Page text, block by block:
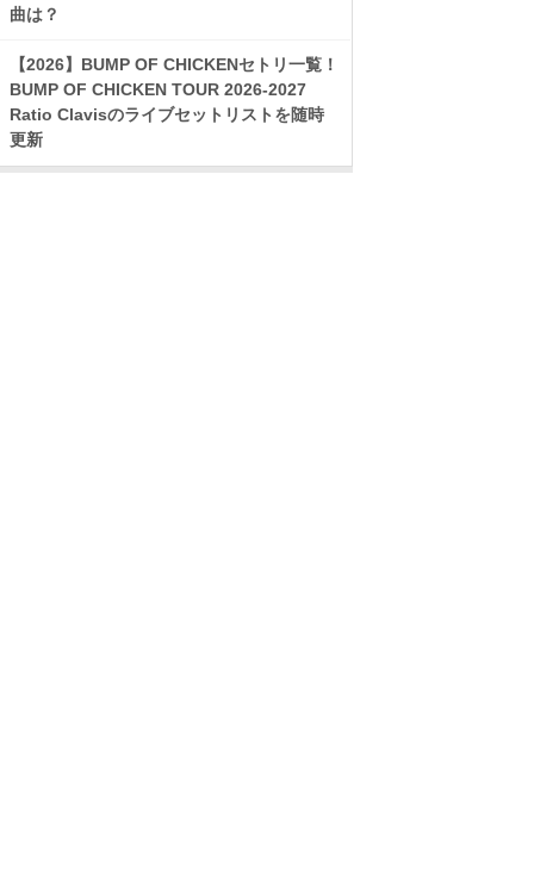
曲は？
【2026】BUMP OF CHICKENセトリ一覧！
BUMP OF CHICKEN TOUR 2026-2027
Ratio Clavisのライブセットリストを随時
更新